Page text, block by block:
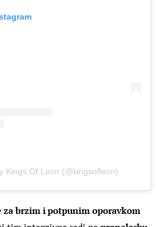
Kings Of Leon (@kingsofleon)
za brzim i potpunim oporavkom